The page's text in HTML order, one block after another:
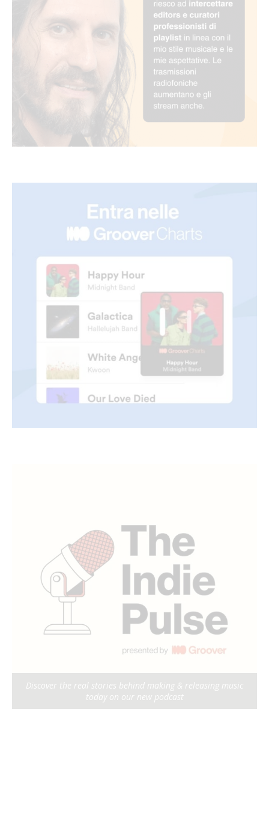
Discover the real stories behind making & releasing music
today on our new podcast